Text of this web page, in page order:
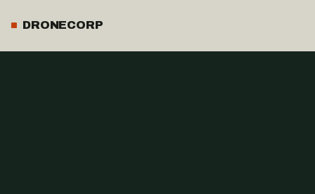
DRONECORP